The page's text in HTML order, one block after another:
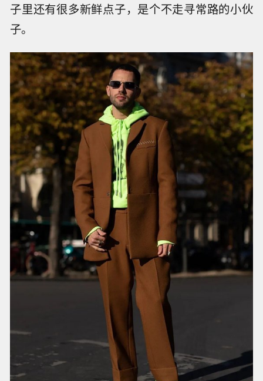
子里还有很多新鲜点子，是个不走寻常路的小伙
子。